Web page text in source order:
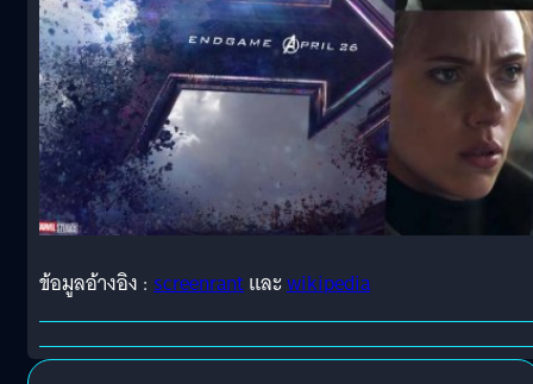
ข้อมูลอ้างอิง : screenrantและwikipedia